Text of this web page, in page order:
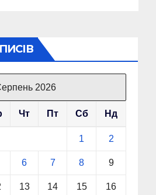
2026
Чт Пт Сб Нд
1 2
6 7 8 9
13 14 15 16